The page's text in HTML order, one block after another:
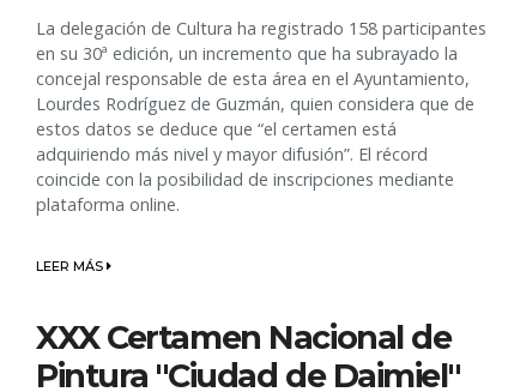
La delegación de Cultura ha registrado 158 participantes
en su 30ª edición, un incremento que ha subrayado la
concejal responsable de esta área en el Ayuntamiento,
Lourdes Rodríguez de Guzmán, quien considera que de
estos datos se deduce que “el certamen está
adquiriendo más nivel y mayor difusión”. El récord
coincide con la posibilidad de inscripciones mediante
plataforma online.
LEER MÁS
XXX Certamen Nacional de
Pintura "Ciudad de Daimiel"